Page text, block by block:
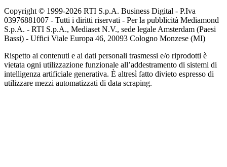
Copyright © 1999-2026 RTI S.p.A. Business Digital - P.Iva
03976881007 - Tutti i diritti riservati - Per la pubblicità Mediamond
S.p.A. - RTI S.p.A., Mediaset N.V., sede legale Amsterdam (Paesi
Bassi) - Uffici Viale Europa 46, 20093 Cologno Monzese (MI)
Rispetto ai contenuti e ai dati personali trasmessi e/o riprodotti è
vietata ogni utilizzazione funzionale all’addestramento di sistemi di
intelligenza artificiale generativa. È altresì fatto divieto espresso di
utilizzare mezzi automatizzati di data scraping.